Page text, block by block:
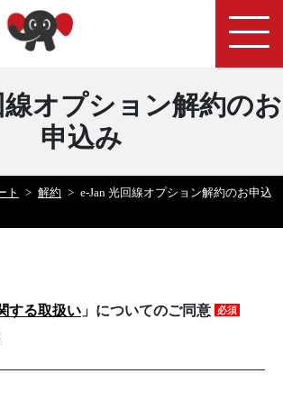
線オプション解約のお
申込み
ト > 解約 > e-Jan 光回線オプション解約のお申込
する取扱い 」についてのご同意 必須